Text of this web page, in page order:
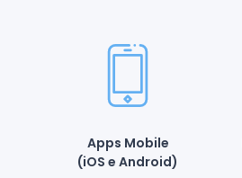
Apps Mobile
(iOS e Android)